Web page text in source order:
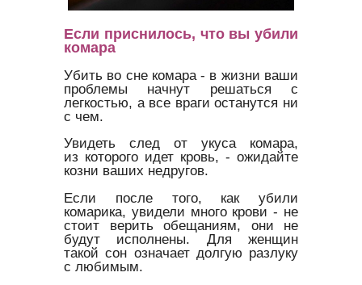
Если приснилось, что вы убили
комара
Убить во сне комара - в жизни ваши
проблемы начнут решаться с
легкостью, а все враги останутся ни
с чем.
Увидеть след от укуса комара,
из которого идет кровь, - ожидайте
козни ваших недругов.
Если после того, как убили
комарика, увидели много крови - не
стоит верить обещаниям, они не
будут исполнены. Для женщин
такой сон означает долгую разлуку
с любимым.